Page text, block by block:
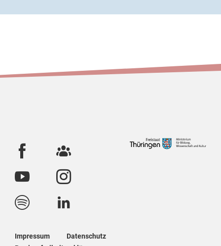
Impressum
Datenschutz